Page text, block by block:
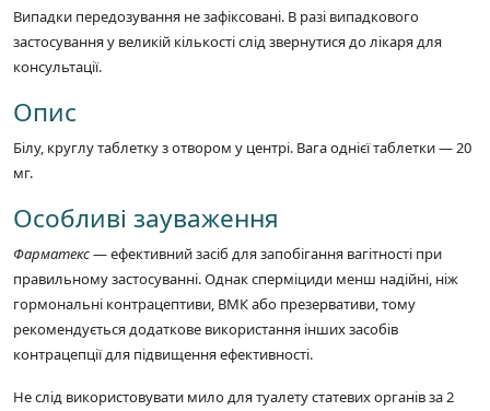
Випадки передозування не зафіксовані. В разі випадкового
застосування у великій кількості слід звернутися до лікаря для
консультації.
Опис
Білу, круглу таблетку з отвором у центрі. Вага однієї таблетки — 20
мг.
Особливі зауваження
Фарматекс— ефективний засіб для запобігання вагітності при
правильному застосуванні. Однак сперміциди менш надійні, ніж
гормональні контрацептиви, ВМК або презервативи, тому
рекомендується додаткове використання інших засобів
контрацепції для підвищення ефективності.
Не слід використовувати мило для туалету статевих органів за 2